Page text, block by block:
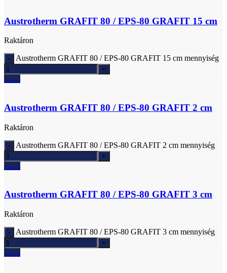
Austrotherm GRAFIT 80 / EPS-80 GRAFIT 15 cm
Raktáron
Austrotherm GRAFIT 80 / EPS-80 GRAFIT 15 cm mennyiség
Ajánlatkérés
Austrotherm GRAFIT 80 / EPS-80 GRAFIT 2 cm
Raktáron
Austrotherm GRAFIT 80 / EPS-80 GRAFIT 2 cm mennyiség
Ajánlatkérés
Austrotherm GRAFIT 80 / EPS-80 GRAFIT 3 cm
Raktáron
Austrotherm GRAFIT 80 / EPS-80 GRAFIT 3 cm mennyiség
Ajánlatkérés